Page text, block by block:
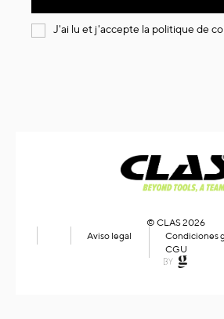
J'ai lu et j'accepte la politique de
© CLAS 2026
Aviso legal
Condiciones
CGU